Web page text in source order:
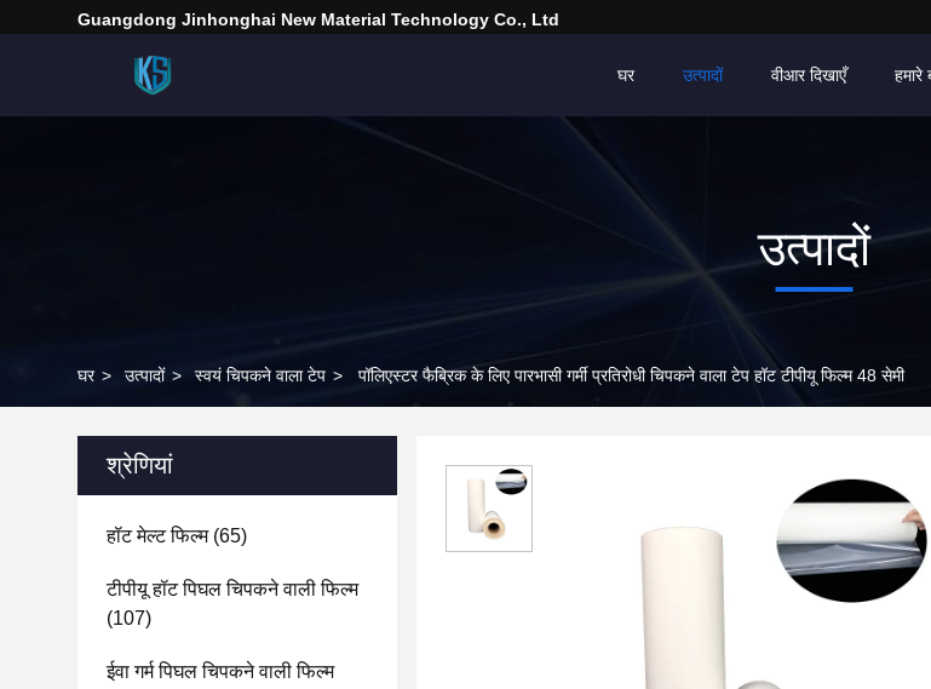
Guangdong Jinhonghai New Material Technology Co., Ltd
घर उत्पादों वीआर दिखाएँ हमारे
उत्पादों
घर > उत्पादों > स्वयं चिपकने वाला टेप > पॉलिएस्टर फैब्रिक के लिए पारभासी गर्मी प्रतिरोधी चिपकने वाला टेप हॉट टीपीयू फिल्म 48 सेमी
श्रेणियां
हॉट मेल्ट फिल्म(65)
टीपीयू हॉट पिघल चिपकने वाली फिल्म
(107)
ईवा गर्म पिघल चिपकने वाली फिल्म